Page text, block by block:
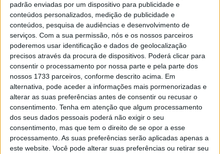
padrão enviadas por um dispositivo para publicidade e
conteúdos personalizados, medição de publicidade e
conteúdos, pesquisa de audiências e desenvolvimento de
serviços. Com a sua permissão, nós e os nossos parceiros
poderemos usar identificação e dados de geolocalização
precisos através da procura de dispositivos. Poderá clicar para
consentir o processamento por nossa parte e pela parte dos
nossos 1733 parceiros, conforme descrito acima. Em
alternativa, pode aceder a informações mais pormenorizadas e
alterar as suas preferências antes de consentir ou recusar o
consentimento. Tenha em atenção que algum processamento
dos seus dados pessoais poderá não exigir o seu
consentimento, mas que tem o direito de se opor a esse
processamento. As suas preferências serão aplicadas apenas a
este website. Você pode alterar suas preferências ou retirar seu
Kawasaki GPZ 900 R 1983
A aposta em modelos icónicos do passado tem sido uma
tendência de quase todas as marcas e a Kawasaki não
tem sido excepção onde as suas Z900RS são a melhor
expressão dessa tendência. De acordo com os japoneses
da YOUNG Machine a gama de motos neo-clássicas da
Kawasaki parece não se ter por enquanto esgotado e a
produção de um novo modelo inspirado na mítica
GPZ900R parece estar eminente.